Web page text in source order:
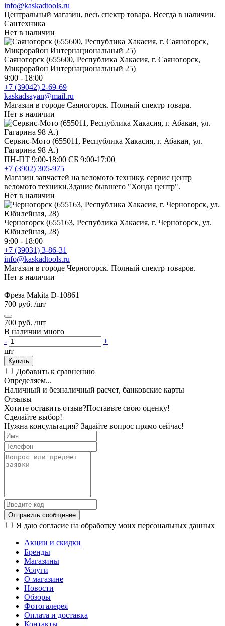
info@kaskadtools.ru
Центральный магазин, весь спектр товара. Всегда в наличии.
Сантехника
Нет в наличии
Саяногорск (655600, Республика Хакасия, г. Саяногорск,
Микрорайон Интернациональный 25)
9:00 - 18:00
+7 (39042) 2-69-69
kaskadsayan@mail.ru
Магазин в городе Саяногорск. Полный спектр товара.
Нет в наличии
Сервис-Мото (655011, Республика Хакасия, г. Абакан, ул.
Гагарина 98 А.)
ПН-ПТ 9:00-18:00 СБ 9:00-17:00
+7 (3902) 305-975
Магазин запчастей на веломото технику, сервис центр
веломото техники.Здание бывшего "Хонда центр".
Нет в наличии
Черногорск (655163, Республика Хакасия, г. Черногорск, ул.
Юбилейная, 28)
9:00 - 18:00
+7 (39031) 3-86-31
info@kaskadtools.ru
Магазин в городе Черногорск. Полный спектр товаров.
Нет в наличии
Фреза Makita D-10861
700 руб. /шт
700 руб. /шт
В наличии много
-
+
шт
Купить
Добавить к сравнению
Определяем...
Наличный и безналичный расчет, банковские карты
Отзывы
Хотите оставить отзыв?Поставьте свою оценку!
Сделайте выбор!
Нужна консультация? Задайте вопрос прямо сейчас!
Отправить сообщение
Я даю согласие на обработку моих персональных данных
Акции и скидки
Бренды
Магазины
Услуги
О магазине
Новости
Обзоры
Фотогалерея
Оплата и доставка
Контакты